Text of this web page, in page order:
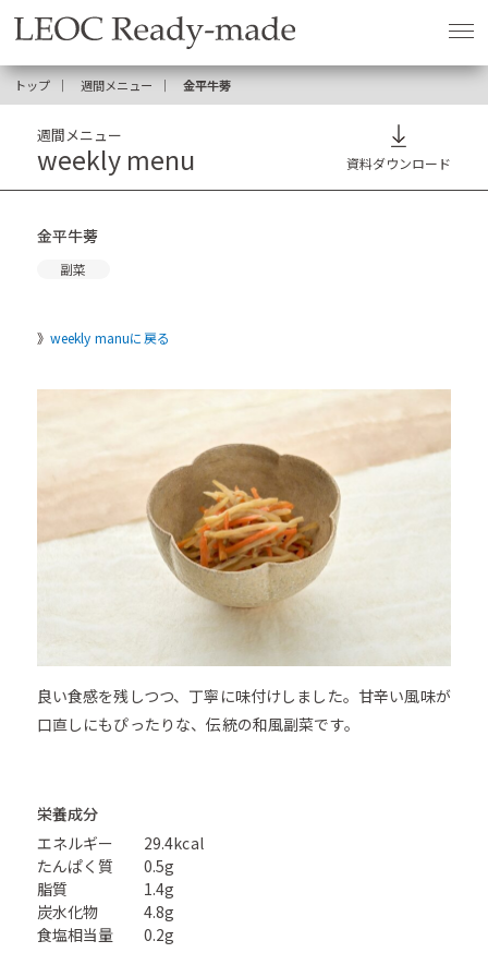
トップ 週間メニュー 金平牛蒡
週間メニュー
weekly menu 資料ダウンロード
金平牛蒡
副菜
weekly manuに戻る
良い食感を残しつつ、丁寧に味付けしました。甘辛い風味が
口直しにもぴったりな、伝統の和風副菜です。
栄養成分
エネルギー
29.4kcal
たんぱく質
0.5g
脂質
1.4g
炭水化物
4.8g
食塩相当量
0.2g